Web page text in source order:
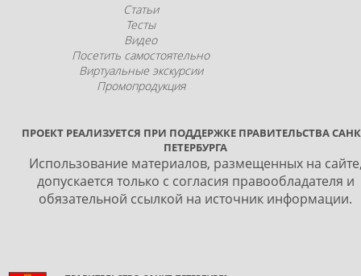
Статьи
Тесты
Видео
Посетить самостоятельно
Виртуальные экскурсии
Промопродукция
ПРОЕКТ РЕАЛИЗУЕТСЯ ПРИ ПОДДЕРЖКЕ ПРАВИТЕЛЬСТВА
ПЕТЕРБУРГА
Использование материалов, размещенных на
допускается только с согласия правообладателя и
обязательной ссылкой на источник информации.